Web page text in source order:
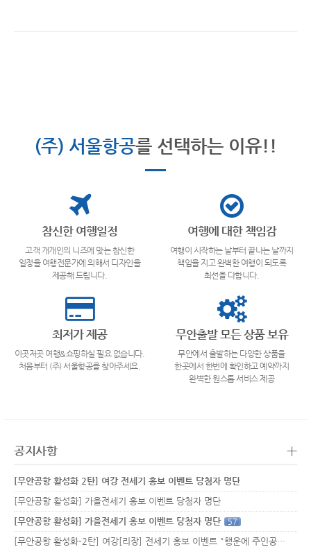
(주) 서울항공를 선택하는 이유!!
참신한 여행일정
고객 개개인의 니즈에 맞는 참신한
일정을 여행전문가에 의해서 디자인을
제공해 드립니다.
여행에 대한 책임감
여행이 시작하는 날부터 끝나는 날까지
책임을 지고 완벽한 여행이 되도록
최선을 다합니다.
최저가 제공
이곳저곳 여행&쇼핑하실 필요 없습니다.
처음부터 (주) 서울항공를 찾아주세요.
무안출발 모든 상품 보유
무안에서 출발하는 다양한 상품을
한곳에서 한번에 확인하고 예약까지
완벽한 원스톱 서비스 제공
공지사항 +
[무안공항 활성화 2탄] 여강 전세기 홍보 이벤트 당첨자 명단
[무안공항 활성화] 가을전세기 홍보 이벤트 당첨자 명단
[무안공항 활성화] 가을전세기 홍보 이벤트 당첨자 명단
57
[무안공항 활성화-2탄] 여강[리장] 전세기 홍보 이벤트 "행운에 주인공…